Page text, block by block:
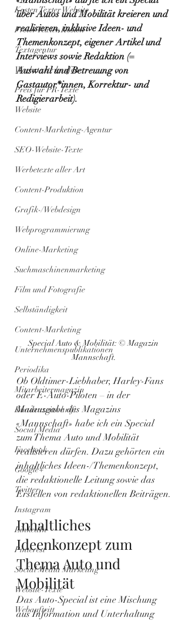
Kosten Texter Website
Freier Texter Kosten
Textagentur
Werbetexte kaufen
Preis für PR-Texte
Website
Content-Marketing-Agentur
SEO-Website-Texte
Werbetexte aller Art
Content-Produktion
Grafik-/Webdesign
Webprogrammierung
Online-Marketing
Suchmaschinenmarketing
Film und Fotografie
Selbständigkeit
Content-Marketing
Unternehmenspublikationen
Periodika
Mitarbeitermagazin
Kundenzeitschrift
Social Media
Facebook
Google+
Twitter
Instagram
LinkedIn
Pinterest
Social Media Marketing
Website-Texte
Webauftritt
über Autos und Mobilität kreieren und
realisieren, inklusive Ideen- und
Themenkonzept, eigener Artikel und
Interviews sowie Redaktion (=
Auswahl und Betreuung von
Gastautor*innen, Korrektur- und
Redigierarbeit).
Special Auto & Mobilität: © Magazin
Mannschaft.
Ob Oldtimer-Liebhaber, Harley-Fans
oder E-Auto-Piloten – in der
Maiausgabe des Magazins
«Mannschaft» habe ich ein Special
zum Thema Auto und Mobilität
realisieren dürfen. Dazu gehörten ein
inhaltliches Ideen-/Themenkonzept,
die redaktionelle Leitung sowie das
Erstellen von redaktionellen Beiträgen.
Inhaltliches
Ideenkonzept zum
Thema Auto und
Mobilität
Das Auto-Special ist eine Mischung
aus Information und Unterhaltung